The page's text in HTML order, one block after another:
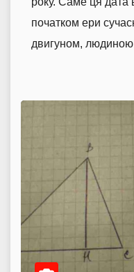
початком ери
двигуном,